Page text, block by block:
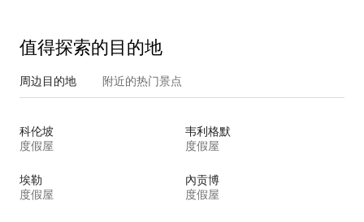
值得探索的目的地
周边目的地 附近的热门景点
科伦坡
度假屋
韦利格默
度假屋
埃勒
度假屋
內贡博
度假屋